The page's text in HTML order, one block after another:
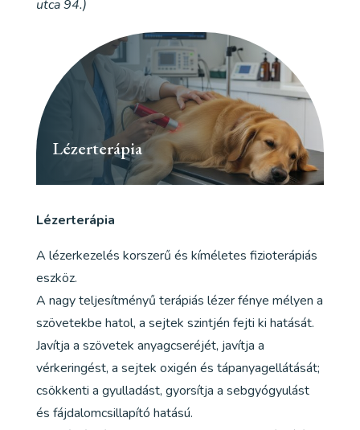
utca 94.)
Lézerterápia
Lézerterápia
A lézerkezelés korszerű és kíméletes fizioterápiás
eszköz.
A nagy teljesítményű terápiás lézer fénye mélyen a
szövetekbe hatol, a sejtek szintjén fejti ki hatását.
Javítja a szövetek anyagcseréjét, javítja a
vérkeringést, a sejtek oxigén és tápanyagellátását;
csökkenti a gyulladást, gyorsítja a sebgyógyulást
és fájdalomcsillapító hatású.